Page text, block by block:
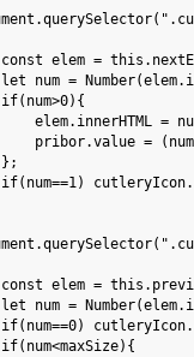
elem =
num =
elem.innerHTML =
pribor.value =
elem =
num =